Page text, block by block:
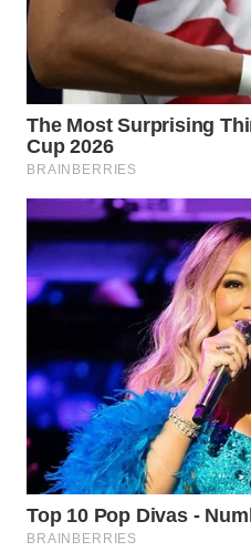
SIMALUNGUN
WN
LABUHANBATU
WN
TENGAH
WN DELI
SERDANG
WN
TEBING
TINGGI
WN
PAKPAK
WN